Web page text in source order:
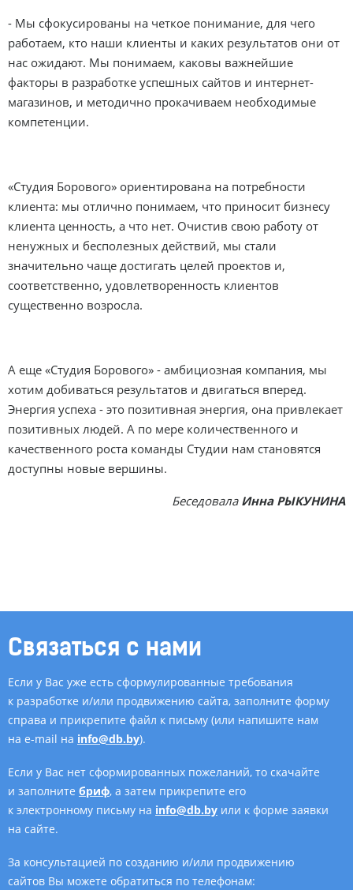
- Мы сфокусированы на четкое понимание, для чего
работаем, кто наши клиенты и каких результатов они от
нас ожидают. Мы понимаем, каковы важнейшие
факторы в разработке успешных сайтов и интернет-
магазинов, и методично прокачиваем необходимые
компетенции.
«Студия Борового» ориентирована на потребности
клиента: мы отлично понимаем, что приносит бизнесу
клиента ценность, а что нет. Очистив свою работу от
ненужных и бесполезных действий, мы стали
значительно чаще достигать целей проектов и,
соответственно, удовлетворенность клиентов
существенно возросла.
А еще «Студия Борового» - амбициозная компания, мы
хотим добиваться результатов и двигаться вперед.
Энергия успеха - это позитивная энергия, она привлекает
позитивных людей. А по мере количественного и
качественного роста команды Студии нам становятся
доступны новые вершины.
Беседовала Инна РЫКУНИНА
Связаться с нами
Если у Вас уже есть сформулированные требования
к разработке и/или продвижению сайта, заполните форму
справа и прикрепите файл к письму (или напишите нам
на e-mail на info@db.by).
Если у Вас нет сформированных пожеланий, то скачайте
и заполните бриф, а затем прикрепите его
к электронному письму на info@db.by или к форме заявки
на сайте.
За консультацией по созданию и/или продвижению
сайтов Вы можете обратиться по телефонам: